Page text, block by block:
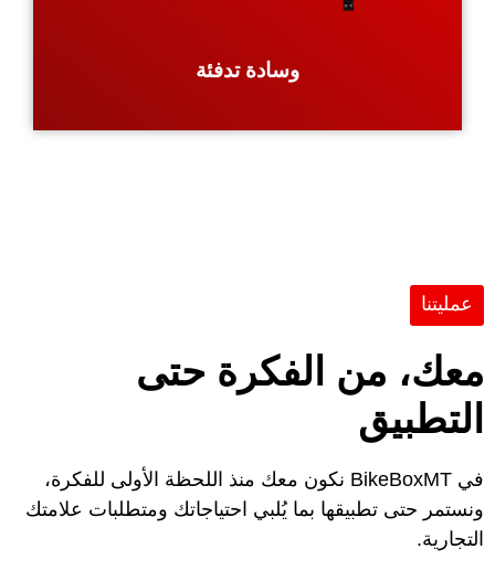
وسادة تدفئة
عمليتنا
معك، من الفكرة حتى
التطبيق
في BikeBoxMT نكون معك منذ اللحظة الأولى للفكرة،
ونستمر حتى تطبيقها بما يُلبي احتياجاتك ومتطلبات علامتك
التجارية.